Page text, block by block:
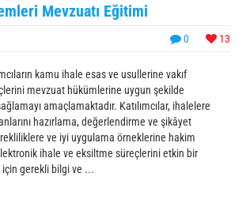
Mevzuatı Eğitimi
0 13
kamu ihale esas ve usullerine vakıf
mevzuat hükümlerine uygun şekilde
amaçlamaktadır. Katılımcılar, ihalelere
hazırlama, değerlendirme ve şikâyet
ve iyi uygulama örneklerine hakim
ihale ve eksiltme süreçlerini etkin bir
gerekli bilgi ve ...